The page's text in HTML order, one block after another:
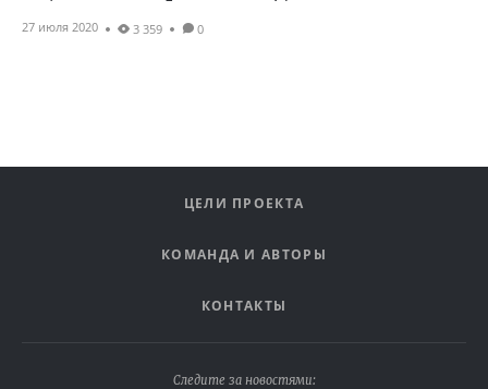
27 июля 2020 3 359 0
ЦЕЛИ ПРОЕКТА
КОМАНДА И АВТОРЫ
КОНТАКТЫ
Следите за новостями: